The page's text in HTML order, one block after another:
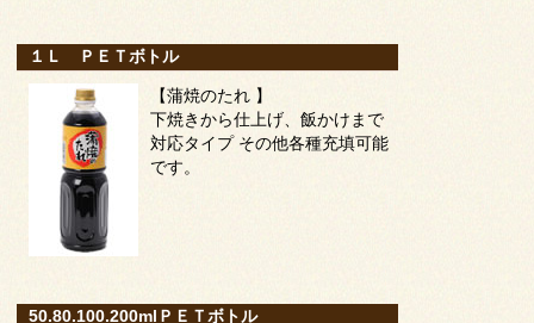
１Ｌ ＰＥＴボトル
【蒲焼のたれ 】
下焼きから仕上げ、飯かけまで
対応タイプ その他各種充填可能
です。
50.80.100.200mlＰＥＴボトル